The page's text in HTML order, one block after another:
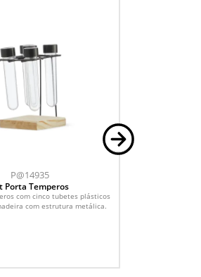
P@14935
Porta Temperos
com cinco tubetes plásticos
com estrutura metálica.